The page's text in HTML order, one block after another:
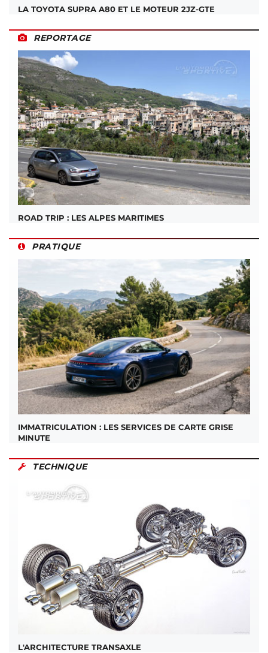
LA TOYOTA SUPRA A80 ET LE MOTEUR 2JZ-GTE
REPORTAGE
ROAD TRIP : LES ALPES MARITIMES
PRATIQUE
IMMATRICULATION : LES SERVICES DE CARTE GRISE
MINUTE
TECHNIQUE
L'ARCHITECTURE TRANSAXLE